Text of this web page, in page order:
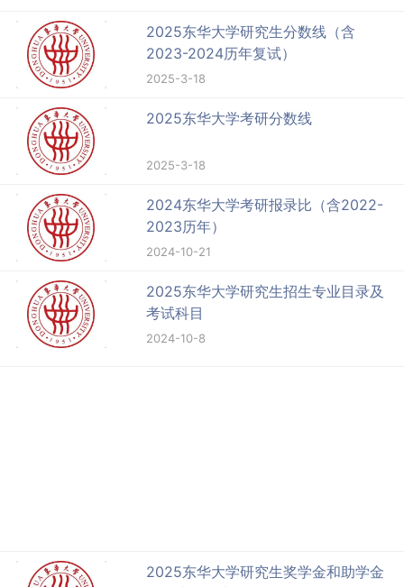
2025东华大学研究生分数线（含
2023-2024历年复试）
2025-3-18
2025东华大学考研分数线
2025-3-18
2024东华大学考研报录比（含2022-
2023历年）
2024-10-21
2025东华大学研究生招生专业目录及
考试科目
2024-10-8
2025东华大学研究生奖学金和助学金